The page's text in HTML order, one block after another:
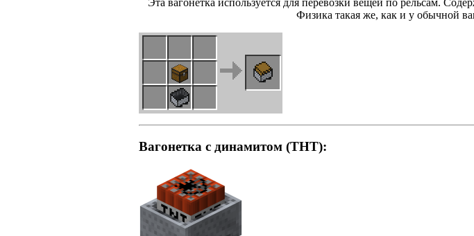
Эта вагонетка используется для перевозки вещей по рельсам.
Физика такая же, как и у обычной
Вагонетка с динамитом (THT):